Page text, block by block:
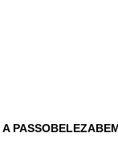
PASSOBELEZA